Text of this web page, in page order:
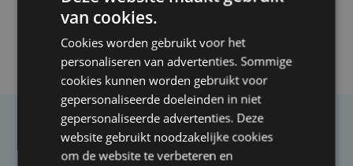
Taalfout opgemerkt?
Heb je een taal- of schrijffout opgemerkt in dit
van cookies.
Cookies worden gebruikt voor het
personaliseren van advertenties. Sommige
cookies kunnen worden gebruikt voor
gepersonaliseerde doeleinden in niet
gepersonaliseerde advertenties. Deze
website gebruikt noodzakelijke cookies
om de website te verbeteren en